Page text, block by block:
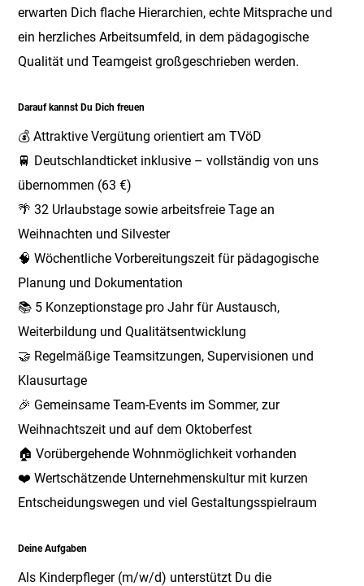
erwarten Dich flache Hierarchien, echte Mitsprache und
ein herzliches Arbeitsumfeld, in dem pädagogische
Qualität und Teamgeist großgeschrieben werden.
Darauf kannst Du Dich freuen
💰 Attraktive Vergütung orientiert am TVöD
🚆 Deutschlandticket inklusive – vollständig von uns
übernommen (63 €)
🌴 32 Urlaubstage sowie arbeitsfreie Tage an
Weihnachten und Silvester
🧠 Wöchentliche Vorbereitungszeit für pädagogische
Planung und Dokumentation
📚 5 Konzeptionstage pro Jahr für Austausch,
Weiterbildung und Qualitätsentwicklung
🤝 Regelmäßige Teamsitzungen, Supervisionen und
Klausurtage
🎉 Gemeinsame Team-Events im Sommer, zur
Weihnachtszeit und auf dem Oktoberfest
🏠 Vorübergehende Wohnmöglichkeit vorhanden
❤️ Wertschätzende Unternehmenskultur mit kurzen
Entscheidungswegen und viel Gestaltungsspielraum
Deine Aufgaben
Als Kinderpfleger (m/w/d) unterstützt Du die